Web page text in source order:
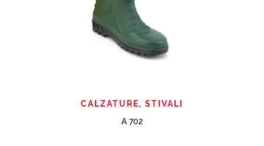
CALZATURE, STIVALI
A 702